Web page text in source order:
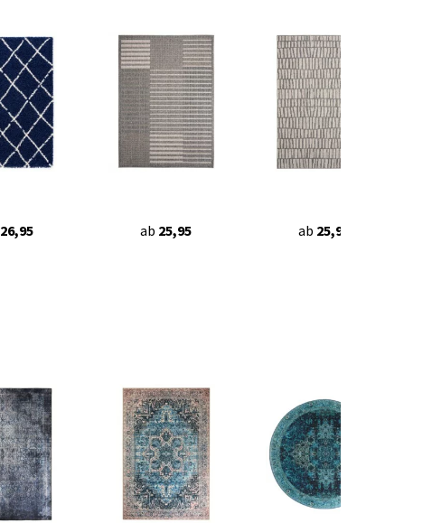
26,95 ab 25,95 ab 25,95